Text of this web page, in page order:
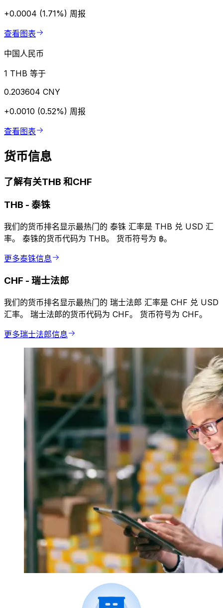
+0.0004 (1.71%) 周报
查看图表
中国人民币
1 THB 等于
0.203604 CNY
+0.0010 (0.52%) 周报
查看图表
货币信息
了解有关THB 和CHF
THB - 泰铢
我们的货币排名显示最热门的 泰铢 汇率是 THB 兑 USD 汇
率。 泰铢的货币代码为 THB。 货币符号为 ฿。
更多泰铢信息
CHF - 瑞士法郎
我们的货币排名显示最热门的 瑞士法郎 汇率是 CHF 兑 USD
汇率。 瑞士法郎的货币代码为 CHF。 货币符号为 CHF。
更多瑞士法郎信息